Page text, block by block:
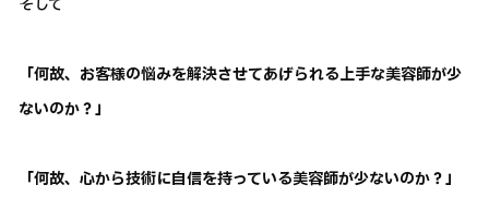
そして
「何故、お客様の悩みを解決させてあげられる上手な美容師が少
ないのか？」
「何故、心から技術に自信を持っている美容師が少ないのか？」